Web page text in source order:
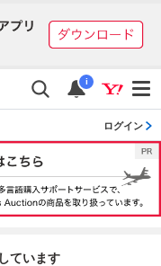
i
ログイン
ています